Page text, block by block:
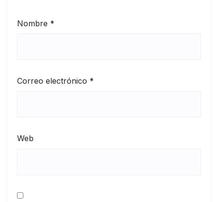
Nombre *
Correo electrónico *
Web